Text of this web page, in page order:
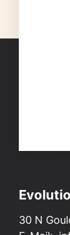
30 N